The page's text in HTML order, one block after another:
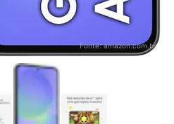
Fonte:amazon.com.br